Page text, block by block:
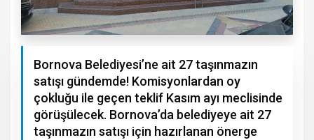
Bornova Belediyesi’ne ait 27 taşınmazın
satışı gündemde! Komisyonlardan oy
çokluğu ile geçen teklif Kasım ayı meclisinde
görüşülecek. Bornova’da belediyeye ait 27
taşınmazın satışı için hazırlanan önerge